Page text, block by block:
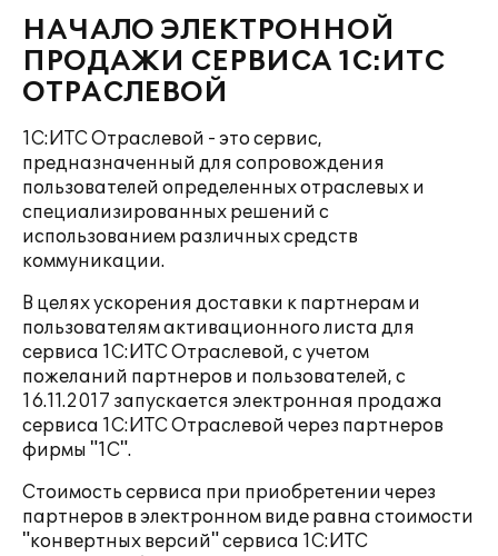
НАЧАЛО ЭЛЕКТРОННОЙ
ПРОДАЖИ СЕРВИСА 1С:ИТС
ОТРАСЛЕВОЙ
1С:ИТС Отраслевой - это сервис,
предназначенный для сопровождения
пользователей определенных отраслевых и
специализированных решений с
использованием различных средств
коммуникации.
В целях ускорения доставки к партнерам и
пользователям активационного листа для
сервиса 1С:ИТС Отраслевой, с учетом
пожеланий партнеров и пользователей, с
16.11.2017 запускается электронная продажа
сервиса 1С:ИТС Отраслевой через партнеров
фирмы "1С".
Стоимость сервиса при приобретении через
партнеров в электронном виде равна стоимости
"конвертных версий" сервиса 1С:ИТС